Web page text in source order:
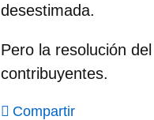
desestimada.
Pero la resolución
contribuyentes.
Compartir